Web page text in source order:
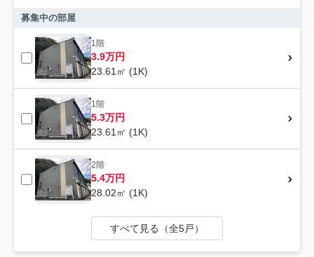
募集中の部屋
1階
3.9万円
23.61㎡ (1K)
1階
5.3万円
23.61㎡ (1K)
2階
5.4万円
28.02㎡ (1K)
すべて見る（全5戸）